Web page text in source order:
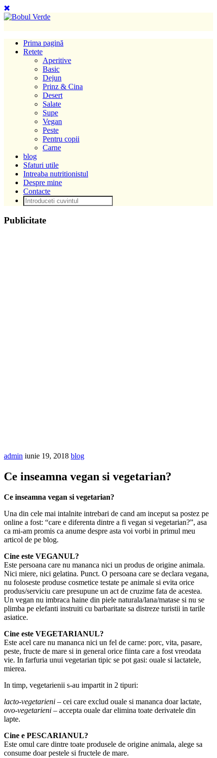
Prima pagină
Retete
Aperitive
Basic
Dejun
Prinz & Cina
Desert
Salate
Supe
Vegan
Peste
Pentru copii
Carne
blog
Sfaturi utile
Intreaba nutritionistul
Despre mine
Contacte
Publicitate
admin iunie 19, 2018 blog
Ce inseamna vegan si vegetarian?
Ce inseamna vegan si vegetarian?
Una din cele mai intalnite intrebari de cand am inceput sa postez pe
online a fost: “care e diferenta dintre a fi vegan si vegetarian?”, asa
ca mi-am promis ca anume despre asta voi vorbi in primul meu
articol de pe blog.
Cine este VEGANUL?
Este persoana care nu mananca nici un produs de origine animala.
Nici miere, nici gelatina. Punct. O persoana care se declara vegana,
nu foloseste produse cosmetice testate pe animale si evita orice
produs/serviciu care presupune un act de cruzime fata de acestea.
Un vegan nu imbraca haine din piele naturala/lana/matase si nu se
plimba pe elefanti instruiti cu barbaritate sa distreze turistii in tarile
asiatice.
Cine este VEGETARIANUL?
Este acel care nu mananca nici un fel de carne: porc, vita, pasare,
peste, fructe de mare si in general orice fiinta care a fost vreodata
vie. In farfuria unui vegetarian tipic se pot gasi: ouale si lactatele,
mierea.
In timp, vegetarienii s-au impartit in 2 tipuri:
lacto-vegetarieni – cei care exclud ouale si mananca doar lactate,
ovo-vegetarieni – accepta ouale dar elimina toate derivatele din
lapte.
Cine e PESCARIANUL?
Este omul care dintre toate produsele de origine animala, alege sa
consume doar pestele si fructele de mare.